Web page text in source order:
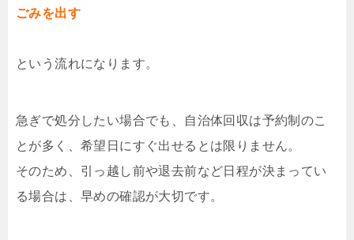
ごみを出す
という流れになります。
急ぎで処分したい場合でも、自治体回収は予約制のこ
とが多く、希望日にすぐ出せるとは限りません。
そのため、引っ越し前や退去前など日程が決まってい
る場合は、早めの確認が大切です。